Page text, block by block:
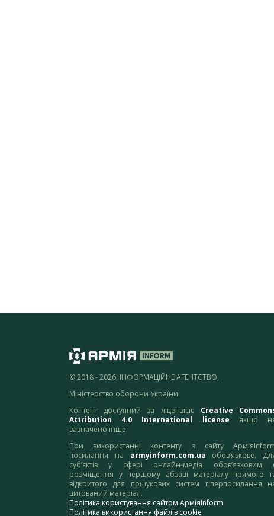
© 2018 - 2026, ІНФОРМАЦІЙНЕ АГЕНТСТВО,
Міністерство оборони України
Контент доступний за ліцензією Creative
Attribution 4.0 International license якщо
зазначено інше.
При використанні контенту з сайту
посилання на armyinform.com.ua обов’язкове.
суб’єктів у сфері онлайн-медіа обов’язковим
розміщення у першому абзаці матеріалу прямого
відкритого для пошукових систем гіперпосилання
цитований матеріал.
Політика користування сайтом АрміяInform
Політика використання файлів cookie